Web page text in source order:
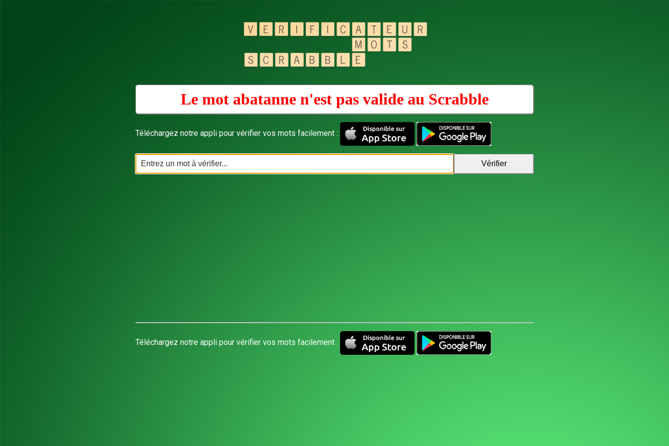
Le mot abatanne n'est pas valide au Scrabble
Téléchargez notre appli pour vérifier vos mots facilement :
Téléchargez notre appli pour vérifier vos mots facilement :